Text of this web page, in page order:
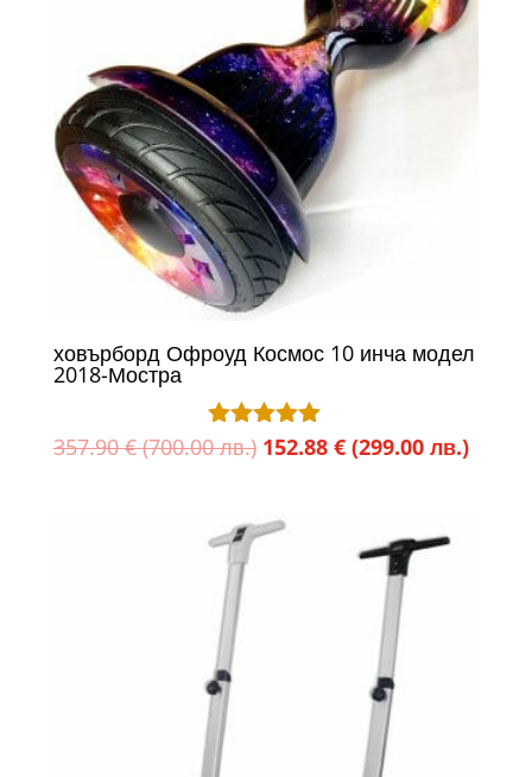
ховърборд Офроуд Космос 10 инча модел
2018-Мостра
Оценено с
357.90€ (700.00 лв.) Original
was:
152.88 € (299.00 лв.)